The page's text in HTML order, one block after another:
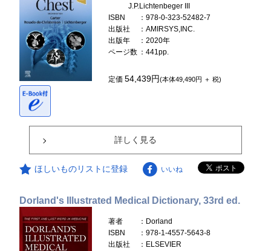
J.P.Lichtenbeger III
ISBN
：978-0-323-52482-7
出版社
：AMIRSYS,INC.
出版年
：2020年
ページ数 ：441pp.
定価54,439円(本体49,490円 ＋ 税)
詳しく見る
ほしいものリストに登録 いいね
Dorland's Illustrated Medical Dictionary, 33rd ed.
著者
：Dorland
ISBN
：978-1-4557-5643-8
出版社
：ELSEVIER